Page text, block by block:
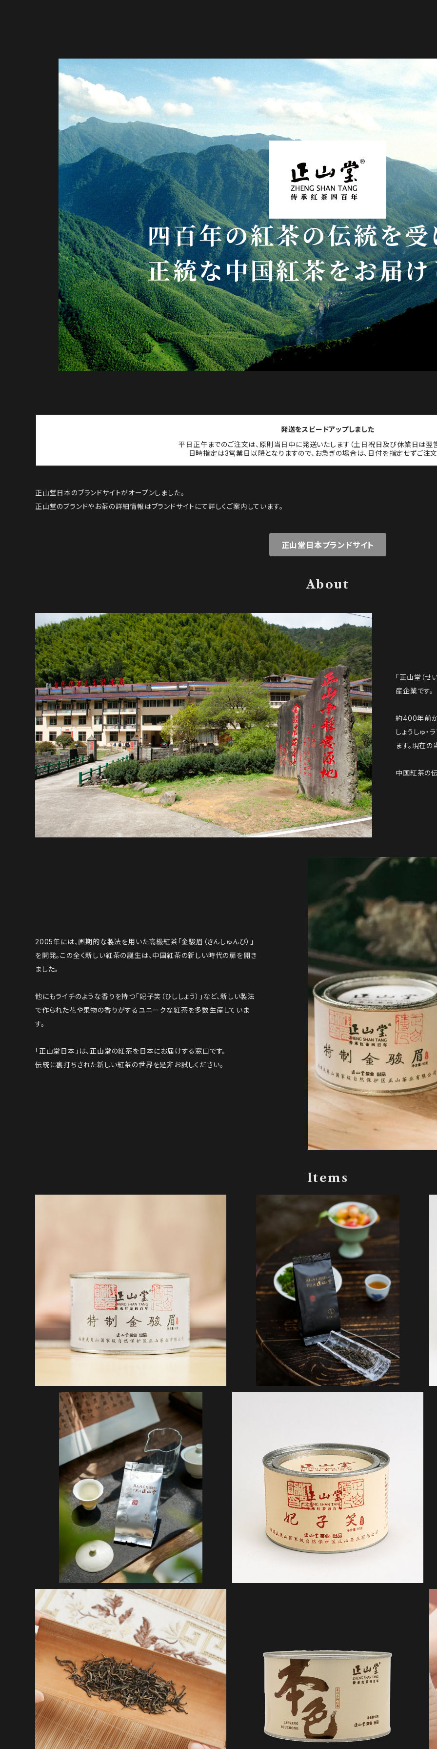
四百年の紅茶の伝統を
正統な中国紅茶をお届け
発送をスピードアップしました
平日正午までのご注文は、原則当日中に発送いたします（土日祝日及び休業日は翌
日時指定は3営業日以降となりますので、お急ぎの場合は、日付を指定せずご注文
正山堂日本のブランドサイトがオープンしました。
正山堂のブランドやお茶の詳細情報はブランドサイトにて詳しくご案内しています。
正山堂日本ブランドサイト
About
「正山堂（せ
産企業です。
約400年前か
しょうしゅ・
ます。現在
中国紅茶の
2005年には、画期的な製法を用いた高級紅茶「金駿眉（きんしゅんび）」
を開発。この全く新しい紅茶の誕生は、中国紅茶の新しい時代の扉を開き
ました。
他にもライチのような香りを持つ「妃子笑（ひししょう）」など、新しい製法
で作られた花や果物の香りがするユニークな紅茶を多数生産していま
す。
「正山堂日本」は、正山堂の紅茶を日本にお届けする窓口です。
伝統に裏打ちされた新しい紅茶の世界を是非お試しください。
Items
正山堂・特製金駿眉 50g缶
¥28,080
正山堂・特製金駿眉 テイスティングパック・3g×3パッ
ク
¥5,670
SOLD OUT
正山堂・銀駿眉 テイスティングパック・3g×3パック
¥3,240
正山堂・妃子笑 50g缶
¥17,280
駿眉中国・金駿眉 50g缶
¥13,500
正山堂・本色 50g缶（有煙型正山小種）
¥8,640